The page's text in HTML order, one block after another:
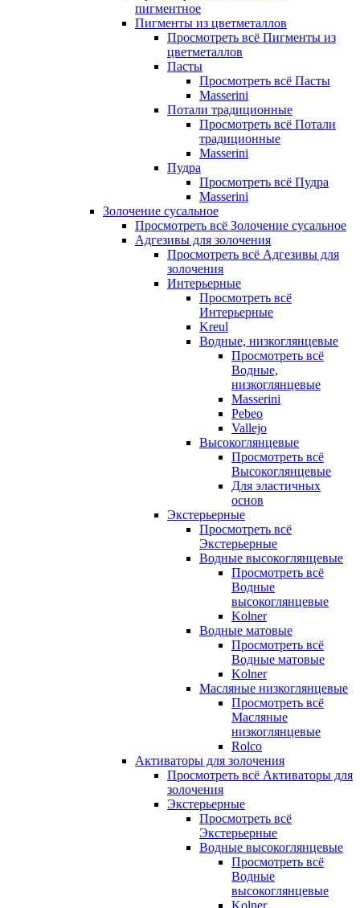
пигментное
Пигменты из цветметаллов
Просмотреть всё Пигменты из
цветметаллов
Пасты
Просмотреть всё Пасты
Masserini
Потали традиционные
Просмотреть всё Потали
традиционные
Masserini
Пудра
Просмотреть всё Пудра
Masserini
Золочение сусальное
Просмотреть всё Золочение сусальное
Адгезивы для золочения
Просмотреть всё Адгезивы для
золочения
Интерьерные
Просмотреть всё
Интерьерные
Kreul
Водные, низкоглянцевые
Просмотреть всё
Водные,
низкоглянцевые
Masserini
Pebeo
Vallejo
Высокоглянцевые
Просмотреть всё
Высокоглянцевые
Для эластичных
основ
Экстерьерные
Просмотреть всё
Экстерьерные
Водные высокоглянцевые
Просмотреть всё
Водные
высокоглянцевые
Kolner
Водные матовые
Просмотреть всё
Водные матовые
Kolner
Масляные низкоглянцевые
Просмотреть всё
Масляные
низкоглянцевые
Rolco
Активаторы для золочения
Просмотреть всё Активаторы для
золочения
Экстерьерные
Просмотреть всё
Экстерьерные
Водные высокоглянцевые
Просмотреть всё
Водные
высокоглянцевые
Kolner